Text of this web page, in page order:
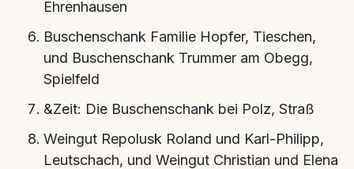
Ehrenhausen
Buschenschank Familie Hopfer, Tieschen,
und Buschenschank Trummer am Obegg,
Spielfeld
&Zeit: Die Buschenschank bei Polz, Straß
Weingut Repolusk Roland und Karl-Philipp,
Leutschach, und Weingut Christian und Elena